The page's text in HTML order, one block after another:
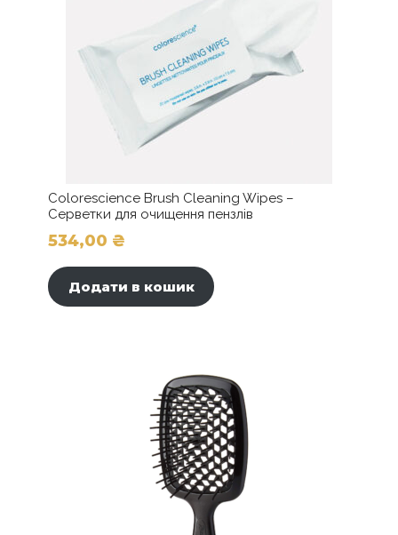
Colorescience Brush Cleaning Wipes –
Серветки для очищення пензлів
534,00 ₴
Додати в кошик